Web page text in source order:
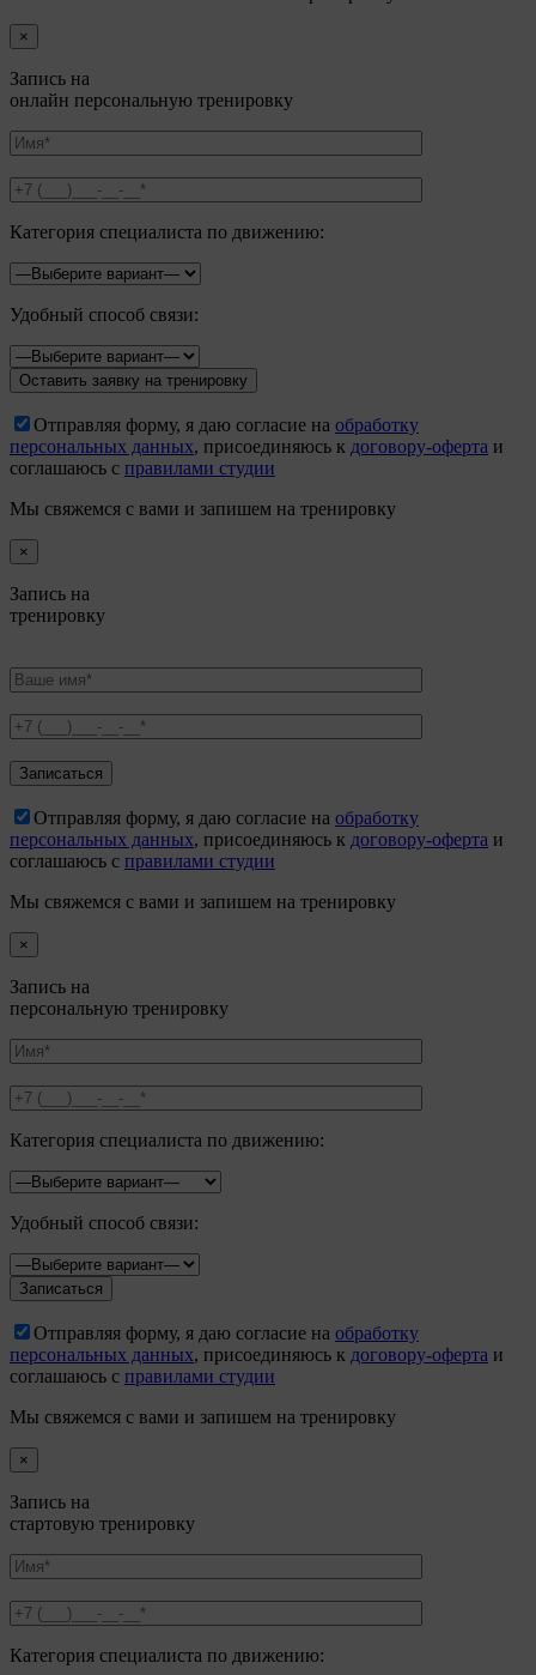
×
Запись на
онлайн персональную тренировку
Категория специалиста по движению:
Удобный способ связи:
Отправляя форму, я даю согласие на обработку
персональных данных, присоединяюсь к договору-оферта и
соглашаюсь с правилами студии
Мы свяжемся с вами и запишем на тренировку
×
Запись на
тренировку
Отправляя форму, я даю согласие на обработку
персональных данных, присоединяюсь к договору-оферта и
соглашаюсь с правилами студии
Мы свяжемся с вами и запишем на тренировку
×
Запись на
персональную тренировку
Категория специалиста по движению:
Удобный способ связи:
Отправляя форму, я даю согласие на обработку
персональных данных, присоединяюсь к договору-оферта и
соглашаюсь с правилами студии
Мы свяжемся с вами и запишем на тренировку
×
Запись на
стартовую тренировку
Категория специалиста по движению: